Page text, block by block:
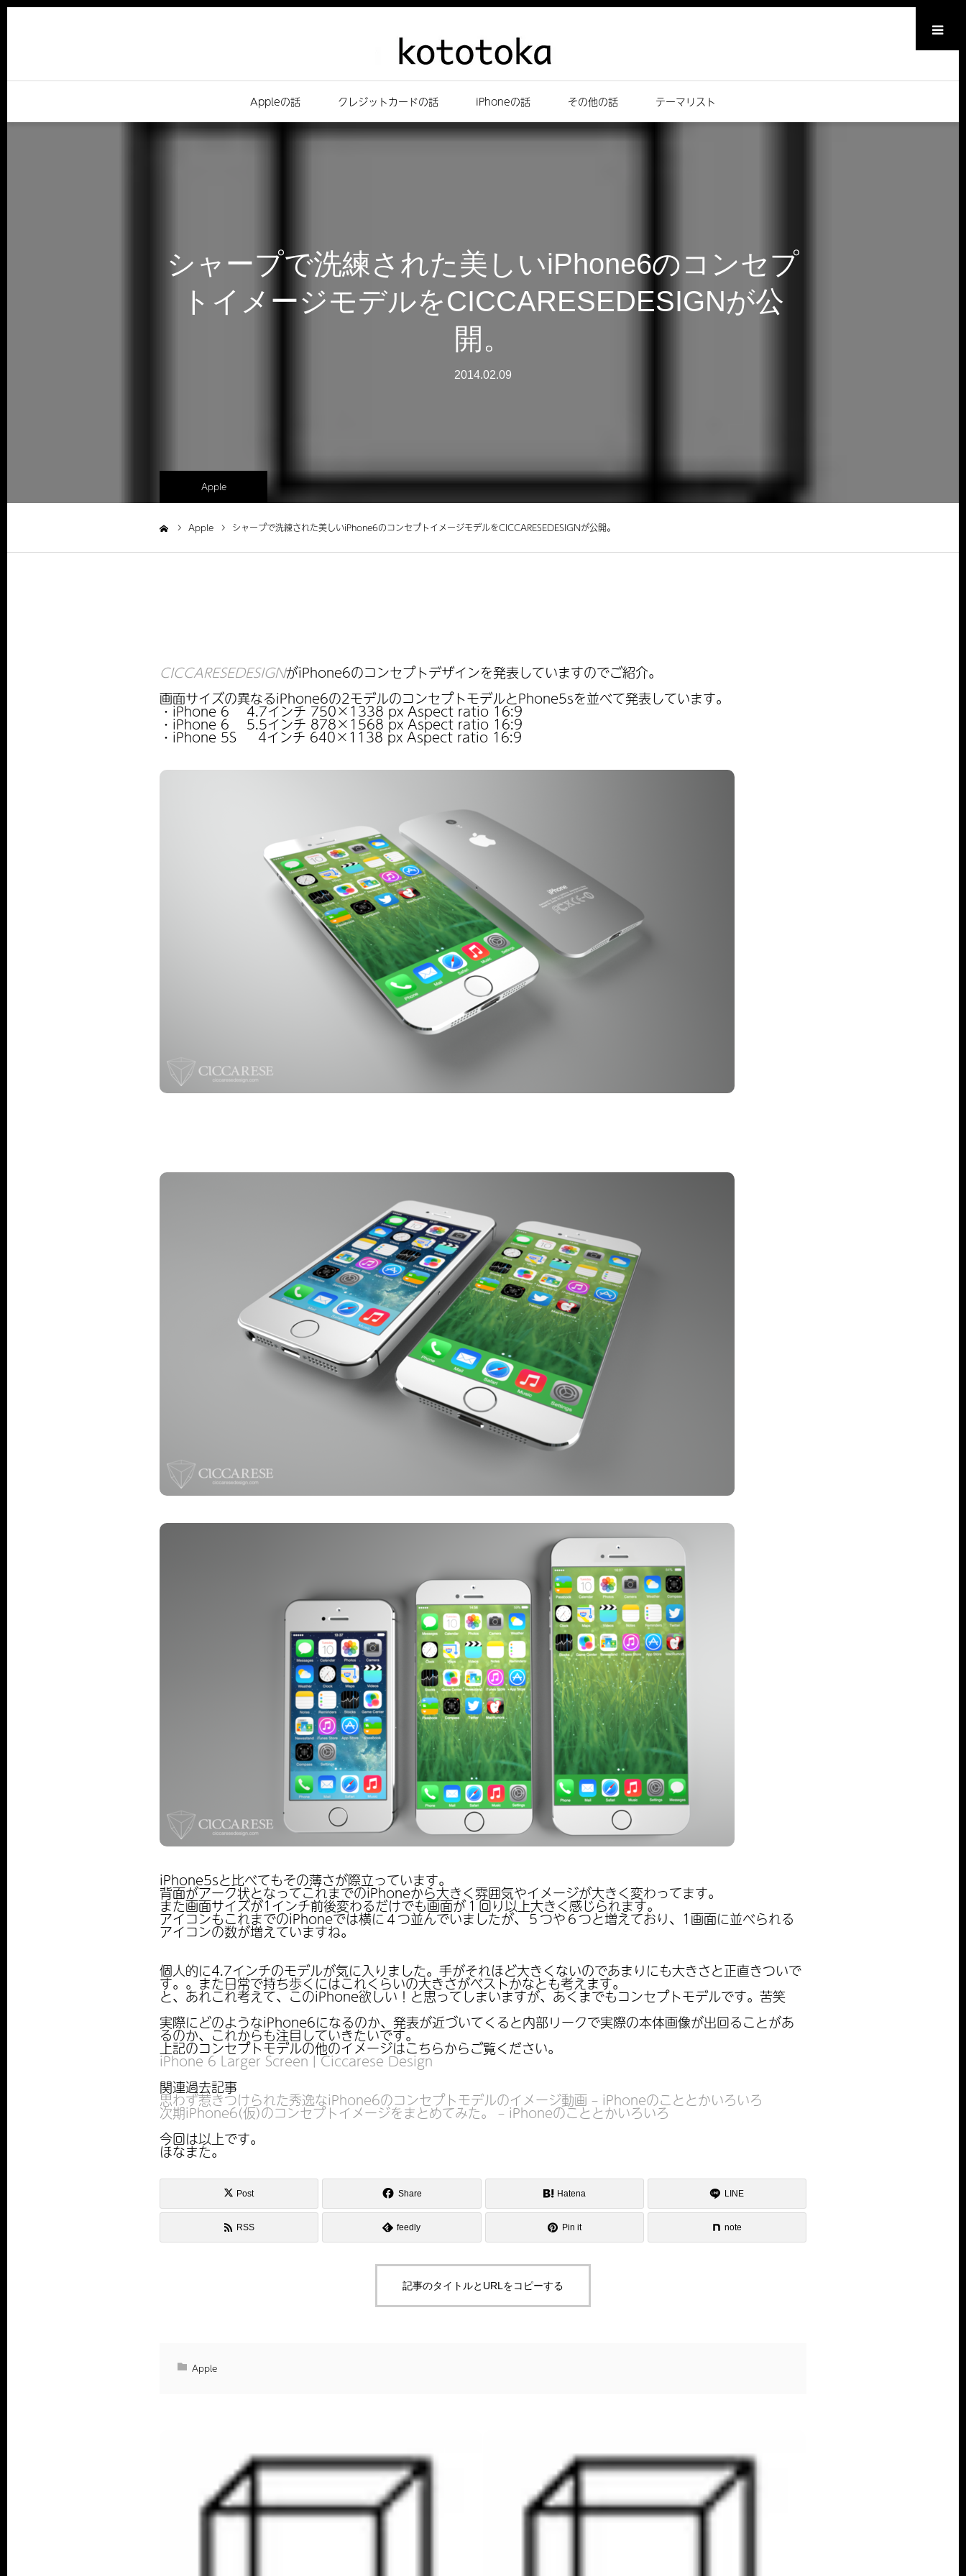
メニュー
Appleの話 クレジットカードの話 iPhoneの話 その他の話 テーマリスト
シャープで洗練された美しいiPhone6のコンセプ
トイメージモデルをCICCARESEDESIGNが公
開。
2014.02.09
Apple
Apple シャープで洗練された美しいiPhone6のコンセプトイメージモデルをCICCARESEDESIGNが公開。
CICCARESEDESIGNがiPhone6のコンセプトデザインを発表していますのでご紹介。
画面サイズの異なるiPhone6の2モデルのコンセプトモデルとPhone5sを並べて発表しています。
・iPhone 6 4.7インチ 750×1338 px Aspect ratio 16:9
・iPhone 6 5.5インチ 878×1568 px Aspect ratio 16:9
・iPhone 5S 4インチ 640×1138 px Aspect ratio 16:9
iPhone5sと比べてもその薄さが際立っています。
背面がアーク状となってこれまでのiPhoneから大きく雰囲気やイメージが大きく変わってます。
また画面サイズが1インチ前後変わるだけでも画面が１回り以上大きく感じられます。
アイコンもこれまでのiPhoneでは横に４つ並んでいましたが、５つや６つと増えており、1画面に並べられる
アイコンの数が増えていますね。
個人的に4.7インチのモデルが気に入りました。手がそれほど大きくないのであまりにも大きさと正直きついで
す。。また日常で持ち歩くにはこれくらいの大きさがベストかなとも考えます。
と、あれこれ考えて、このiPhone欲しい！と思ってしまいますが、あくまでもコンセプトモデルです。苦笑
実際にどのようなiPhone6になるのか、発表が近づいてくると内部リークで実際の本体画像が出回ることがあ
るのか、これからも注目していきたいです。
上記のコンセプトモデルの他のイメージはこちらからご覧ください。
iPhone 6 Larger Screen | Ciccarese Design
関連過去記事
思わず惹きつけられた秀逸なiPhone6のコンセプトモデルのイメージ動画 – iPhoneのこととかいろいろ
次期iPhone6(仮)のコンセプトイメージをまとめてみた。 – iPhoneのこととかいろいろ
今回は以上です。
ほなまた。
Post Share Hatena LINE
RSS feedly Pin it note
記事のタイトルとURLをコピーする
Apple